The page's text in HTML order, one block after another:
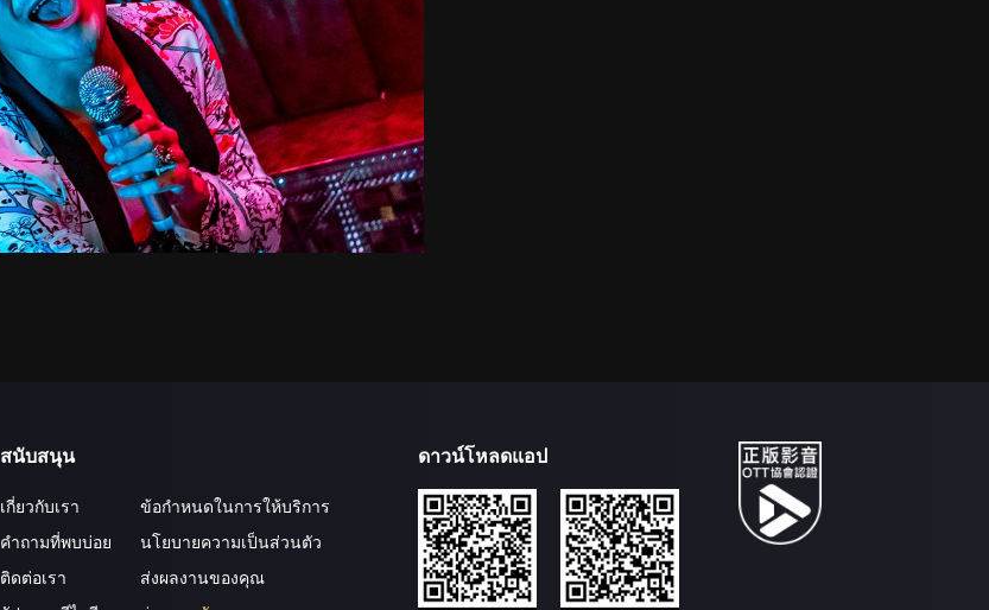
สนับสนุน
เกี่ยวกับเรา
คำถามที่พบบ่อย
ติดต่อเรา
ข้อกำหนดในการให้บริการ
นโยบายความเป็นส่วนตัว
ส่งผลงานของคุณ
ดาวน์โหลดแอป